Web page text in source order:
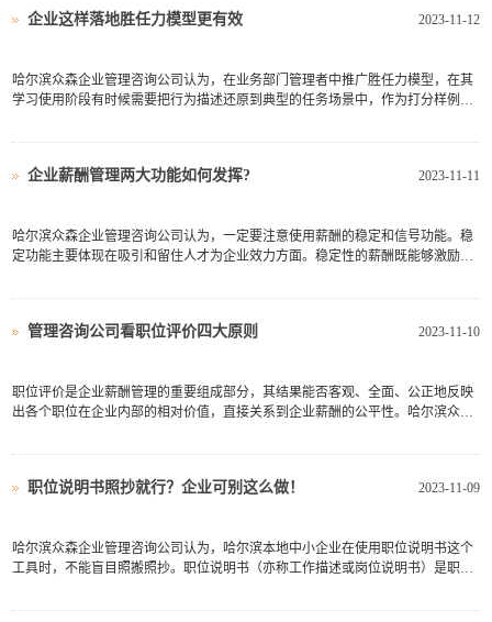
2023-11-12
企业这样落地胜任力模型更有效
哈尔滨众森企业管理咨询公司认为，在业务部门管理者中推广胜任力模型，在其
学习使用阶段有时候需要把行为描述还原到典型的任务场景中，作为打分样例，
管理者已经熟练掌握人才评价的方法时，则更倾向于用精简模型的语言描述，扔
2023-11-11
企业薪酬管理两大功能如何发挥?
哈尔滨众森企业管理咨询公司认为，一定要注意使用薪酬的稳定和信号功能。稳
定功能主要体现在吸引和留住人才为企业效力方面。稳定性的薪酬既能够激励员
弹性。它的要点是适当加大奖金、福利和津贴的比重和差异性，基本薪酬的刚性
2023-11-10
管理咨询公司看职位评价四大原则
职位评价是企业薪酬管理的重要组成部分，其结果能否客观、全面、公正地反映
出各个职位在企业内部的相对价值，直接关系到企业薪酬的公平性。哈尔滨众森
（1）对职不对人职位评价针对的是职位，而不是目前在这个职位上工作的员
2023-11-09
职位说明书照抄就行？企业可别这么做！
哈尔滨众森企业管理咨询公司认为，哈尔滨本地中小企业在使用职位说明书这个
工具时，不能盲目照搬照抄。职位说明书（亦称工作描述或岗位说明书）是职位
总目的、主要责任、权力、义务、任务、工作环境和工作条件等。职位说明书主